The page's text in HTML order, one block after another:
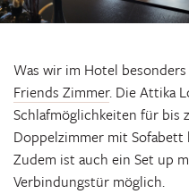
Was wir im Hotel
Friends Zimmer. Die Attika
Schlafmöglichkeiten für bis
Doppelzimmer mit
Zudem ist auch ein Set up
Verbindungstür möglich.